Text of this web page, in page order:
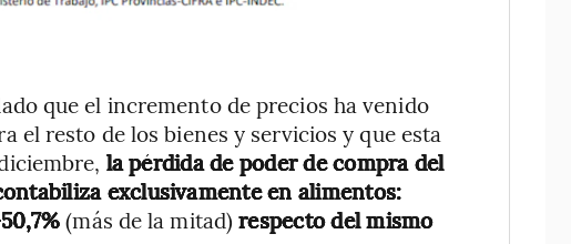
que el incremento de precios ha venido
el resto de los bienes y servicios y que esta
la pérdida de poder de compra del
exclusivamente en alimentos:
(más de la mitad)respecto del mismo